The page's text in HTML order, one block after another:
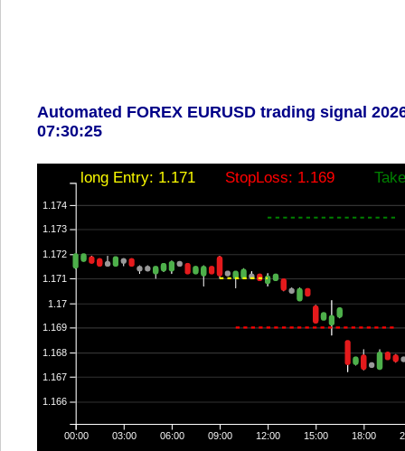
Automated FOREX EURUSD trading signal
07:30:25
00:00 03:00 06:00 09:00 12:00 15:00 18:00
1.166
1.167
1.168
1.169
1.17
1.171
1.172
1.173
1.174
long Entry: 1.171 StopLoss: 1.169